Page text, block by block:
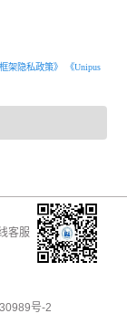
架隐私政策》
《Unipus
客服
号-2